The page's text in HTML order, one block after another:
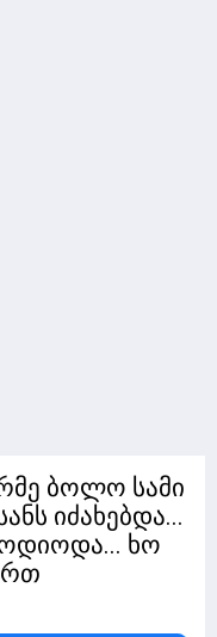
ბოლო სამი
იძახებდა...
ხო